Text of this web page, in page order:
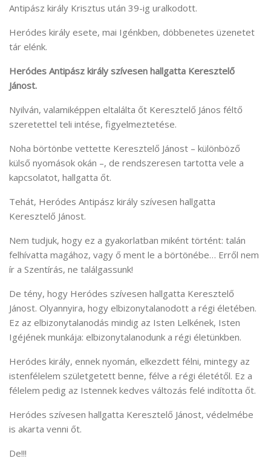
Antipász király Krisztus után 39-ig uralkodott.
Heródes király esete, mai Igénkben, döbbenetes üzenetet
tár elénk.
Heródes Antipász király szívesen hallgatta Keresztelő
Jánost.
Nyilván, valamiképpen eltalálta őt Keresztelő János féltő
szeretettel teli intése, figyelmeztetése.
Noha börtönbe vettette Keresztelő Jánost – különböző
külső nyomások okán –, de rendszeresen tartotta vele a
kapcsolatot, hallgatta őt.
Tehát, Heródes Antipász király szívesen hallgatta
Keresztelő Jánost.
Nem tudjuk, hogy ez a gyakorlatban miként történt: talán
felhívatta magához, vagy ő ment le a börtönébe… Erről nem
ír a Szentírás, ne találgassunk!
De tény, hogy Heródes szívesen hallgatta Keresztelő
Jánost. Olyannyira, hogy elbizonytalanodott a régi életében.
Ez az elbizonytalanodás mindig az Isten Lelkének, Isten
Igéjének munkája: elbizonytalanodunk a régi életünkben.
Heródes király, ennek nyomán, elkezdett félni, mintegy az
istenfélelem születgetett benne, félve a régi életétől. Ez a
félelem pedig az Istennek kedves változás felé indította őt.
Heródes szívesen hallgatta Keresztelő Jánost, védelmébe
is akarta venni őt.
De!!!